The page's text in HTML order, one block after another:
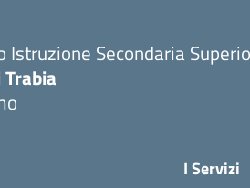
Istruzione Secondaria
I Servizi